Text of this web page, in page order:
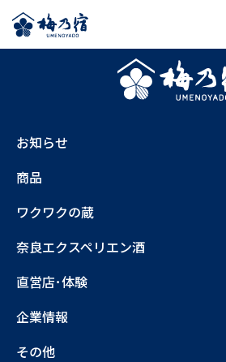
お知らせ
商品
ワクワクの蔵
奈良エクスペリエン酒
直営店･体験
企業情報
その他